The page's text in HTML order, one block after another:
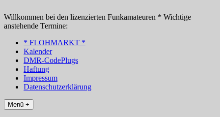
Inhalt
springen
Willkommen bei den lizenzierten Funkamateuren * Wichtige
anstehende Termine:
* FLOHMARKT *
Kalender
DMR-CodePlugs
Haftung
Impressum
Datenschutzerklärung
Menü +